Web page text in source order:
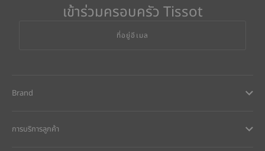
เข้าร่วมครอบครัว Tissot
ที่อยู่อีเมล
Brand
การบริการลูกค้า